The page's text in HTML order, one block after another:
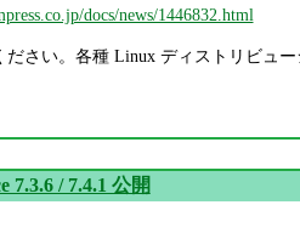
docs/news/1446832.html
ださい。各種 Linux ディストリビュ
7.3.6 / 7.4.1 公開